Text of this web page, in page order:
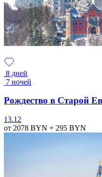
8 дней
7 ночей
Рождество в Старой
13.12
от 2078 BYN + 295 BYN